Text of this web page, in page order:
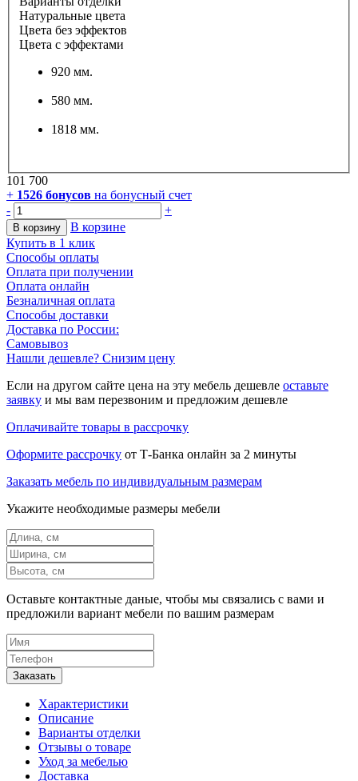
Натуральные цвета
Цвета без эффектов
Цвета с эффектами
920 мм.
580 мм.
1818 мм.
101 700
+ 1526 бонусов на бонусный счет
-
+
В корзину
В корзине
Купить в 1 клик
Способы оплаты
Оплата при получении
Оплата онлайн
Безналичная оплата
Способы доставки
Доставка по России:
Самовывоз
Нашли дешевле? Снизим цену
Если на другом сайте цена на эту мебель дешевле оставьте
заявку и мы вам перезвоним и предложим дешевле
Оплачивайте товары в рассрочку
Оформите рассрочку от Т-Банка онлайн за 2 минуты
Заказать мебель по индивидуальным размерам
Укажите необходимые размеры мебели
Оставьте контактные даные, чтобы мы связались с вами и
предложили вариант мебели по вашим размерам
Характеристики
Описание
Варианты отделки
Отзывы о товаре
Уход за мебелью
Доставка